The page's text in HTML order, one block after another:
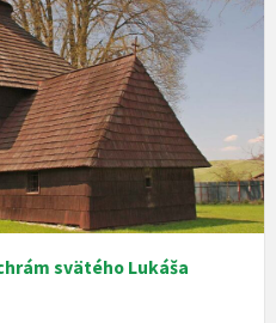
svätého Lukáša